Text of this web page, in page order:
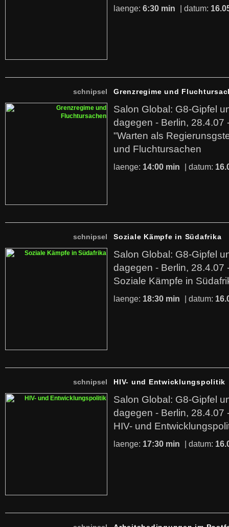
laenge: 6:30 min | datum:
schnipsel Grenzregime und
Salon Global: G8-Gipfel
dagegen - Berlin, 28.4.07
"Warten als
und Fluchtursachen
laenge: 14:00 min | datum:
schnipsel Soziale Kämpfe in Südafrika
Salon Global: G8-Gipfel
dagegen - Berlin, 28.4.07
Soziale Kämpfe in
laenge: 18:30 min | datum:
schnipsel HIV- und Entwicklungspolitik
Salon Global: G8-Gipfel
dagegen - Berlin, 28.4.07
HIV- und
laenge: 17:30 min | datum: